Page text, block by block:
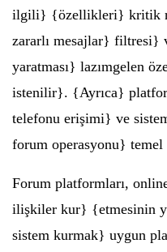
ilgili} {özellikleri} kritik
zararlı mesajlar} filtresi}
yaratması} lazımgelen
istenilir}. {Ayrıca}
telefonu erişimi} ve
forum operasyonu}
Forum platformları,
ilişkiler kur} {etmesinin
sistem kurmak} uygun